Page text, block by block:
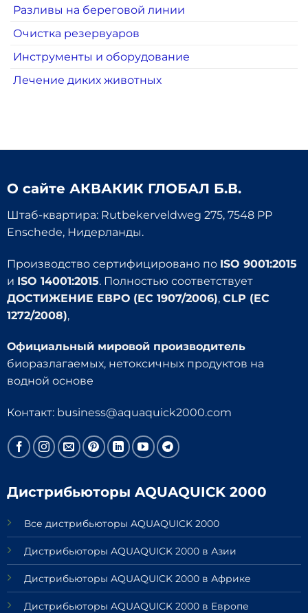
Разливы на береговой линии
Очистка резервуаров
Инструменты и оборудование
Лечение диких животных
О сайте АКВАКИК ГЛОБАЛ Б.В.
Штаб-квартира: Rutbekerveldweg 275, 7548 PP
Enschede, Нидерланды.
Производство сертифицировано по ISO 9001:2015
и ISO 14001:2015. Полностью соответствует
ДОСТИЖЕНИЕ ЕВРО (EC 1907/2006), CLP (EC
1272/2008),
Официальный мировой производитель
биоразлагаемых, нетоксичных продуктов на
водной основе
Контакт: business@aquaquick2000.com
Дистрибьюторы AQUAQUICK 2000
Все дистрибьюторы AQUAQUICK 2000
Дистрибьюторы AQUAQUICK 2000 в Азии
Дистрибьюторы AQUAQUICK 2000 в Африке
Дистрибьюторы AQUAQUICK 2000 в Европе